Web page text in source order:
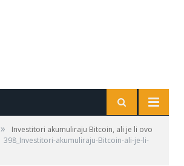
»
Investitori akumuliraju Bitcoin, ali je li ovo
398_Investitori-akumuliraju-Bitcoin-ali-je-li-